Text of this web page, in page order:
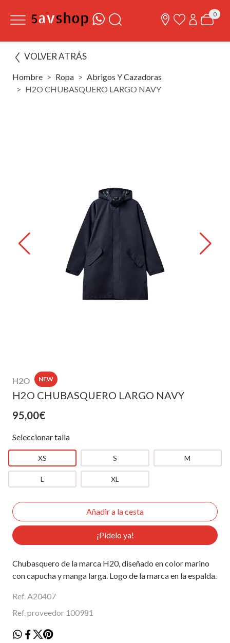
0
VOLVER ATRÁS
Hombre Ropa
Abrigos Y Cazadoras
H2O CHUBASQUERO LARGO NAVY
H2O NEW
H2O CHUBASQUERO LARGO NAVY
95,00€
Seleccionar talla
XS S M
L XL
¡Pídelo ya!
Chubasquero de la marca H20, diseñado en color marino
con capucha y manga larga. Logo de la marca en la espalda.
Ref. A20407
Ref. proveedor 100981